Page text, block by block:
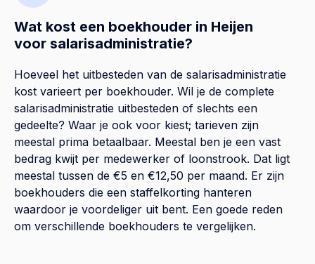
Wat kost een boekhouder in Heijen
voor salarisadministratie?
Hoeveel het uitbesteden van de salarisadministratie
kost varieert per boekhouder. Wil je de complete
salarisadministratie uitbesteden of slechts een
gedeelte? Waar je ook voor kiest; tarieven zijn
meestal prima betaalbaar. Meestal ben je een vast
bedrag kwijt per medewerker of loonstrook. Dat ligt
meestal tussen de €5 en €12,50 per maand. Er zijn
boekhouders die een staffelkorting hanteren
waardoor je voordeliger uit bent. Een goede reden
om verschillende boekhouders te vergelijken.